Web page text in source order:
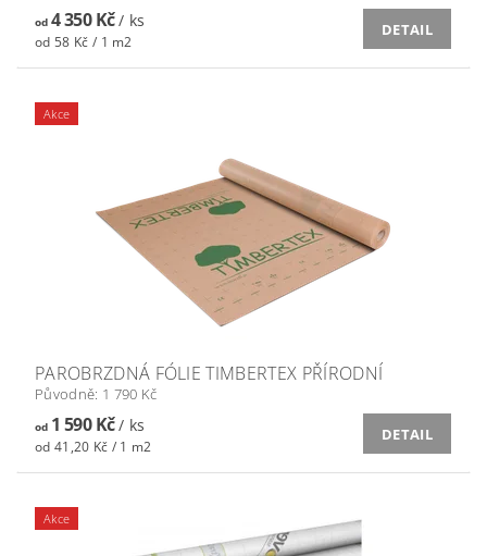
od4 350 Kč/ ks
od 58 Kč / 1 m2
DETAIL
Akce
PAROBRZDNÁ FÓLIE TIMBERTEX PŘÍRODNÍ
Původně: 1 790 Kč
od1 590 Kč/ ks
od 41,20 Kč / 1 m2
DETAIL
Akce